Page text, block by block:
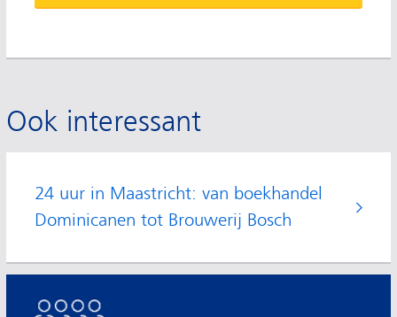
Ook interessant
24 uur in Maastricht: van boekhandel
Dominicanen tot Brouwerij Bosch